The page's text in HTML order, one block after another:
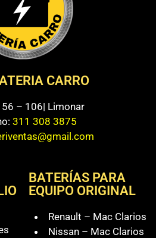
CARRO
56 – 106| Limonar
311 308 3875
BATERÍAS PARA
EQUIPO ORIGINAL
Renault – Mac Clarios
Nissan – Mac Clarios